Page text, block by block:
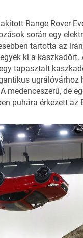
Range Rover
során egy
tartotta az
ki a kaszkadőrt.
tapasztalt
ugrálóvárhoz
medenceszerű, de
puhára érkezett az